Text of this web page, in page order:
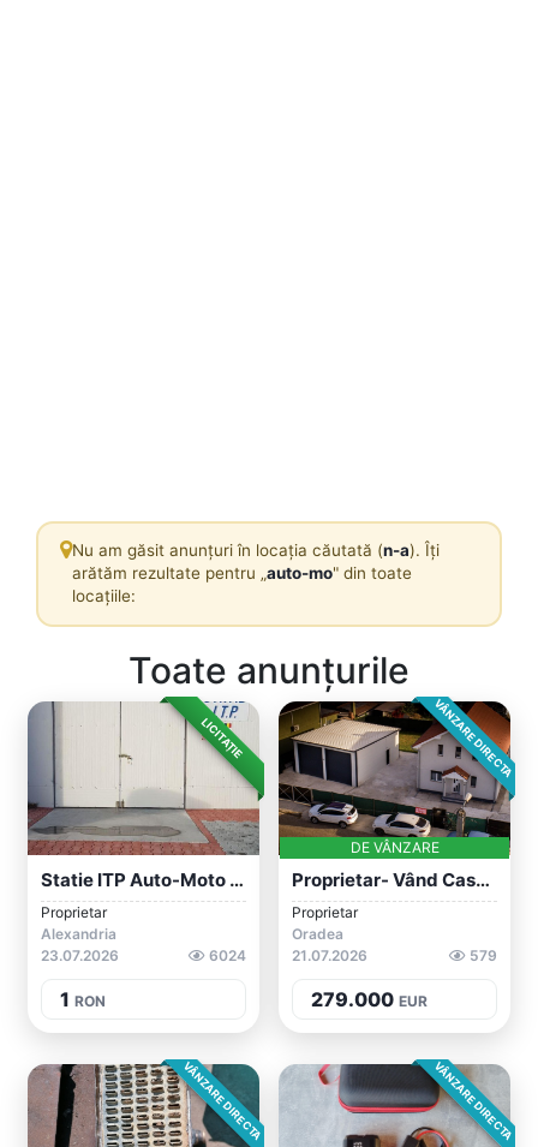
Nu am găsit anunțuri în locația căutată (n-a). Îți
arătăm rezultate pentru „auto-mo" din toate
locațiile:
Toate anunțurile
LICITAȚIE
Statie ITP Auto-Moto Alexandria
Proprietar
Alexandria
23.07.2026
6024
1 RON
VÂNZARE DIRECTA
DE VÂNZARE
Proprietar- Vând Casă+atelier Auto-Moto...
Proprietar
Oradea
21.07.2026
579
279.000 EUR
VÂNZARE DIRECTA VÂNZARE DIRECTA